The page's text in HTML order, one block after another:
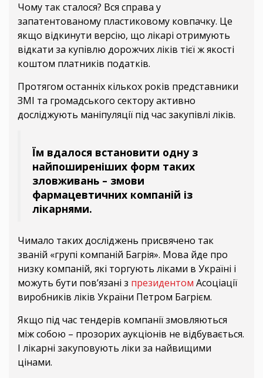
Чому так сталося? Вся справа у
запатентованому пластиковому ковпачку. Це
якщо відкинути версію, що лікарі отримують
відкати за купівлю дорожчих ліків тієї ж якості
коштом платників податків.
Протягом останніх кількох років представники
ЗМІ та громадського сектору активно
досліджують маніпуляції під час закупівлі ліків.
Їм вдалося встановити одну з
найпоширеніших форм таких
зловживань – змови
фармацевтичних компаній із
лікарнями.
Чимало таких досліджень присвячено так
званій «групі компаній Багрія». Мова йде про
низку компаній, які торгують ліками в Україні і
можуть бути пов’язані з президентом Асоціації
виробників ліків України Петром Багрієм.
Якщо під час тендерів компанії змовляються
між собою – прозорих аукціонів не відбувається.
І лікарні закуповують ліки за найвищими
цінами.